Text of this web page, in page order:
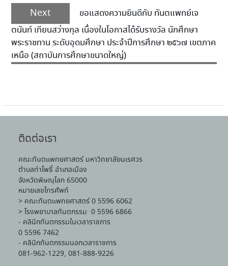
Next
ขอแสดงความยินดีกับ ทันตแพทย์เจ
ตนันท์ เทียนสว่างกุล เนื่องในโอกาสได้รับรางวัล นักศึกษา
พระราชทาน ระดับอุดมศึกษา ประจำปีการศึกษา ๒๕๖๗ เขตภาค
เหนือ (สถาบันการศึกษาขนาดใหญ่)
ติดต่อเรา
คณะทันตแพทยศาสตร์ มหาวิทยาลัยนเรศวร
ตำบลท่าโพธิ์ อำเภอเมือง
จังหวัดพิษณุโลก 65000
หมายเลขโทรศัพท์
> คณะทันตแพทยศาสตร์ 0 5596 6062
> โรงพยาบาลทันตกรรม 0 5596 6866
- คลินิกทันตกรรมในเวลาราชการ
0 5596 7462
- คลินิกทันตกรรมนอกเวลาราชการ
081-962-1229, 081-888-9226